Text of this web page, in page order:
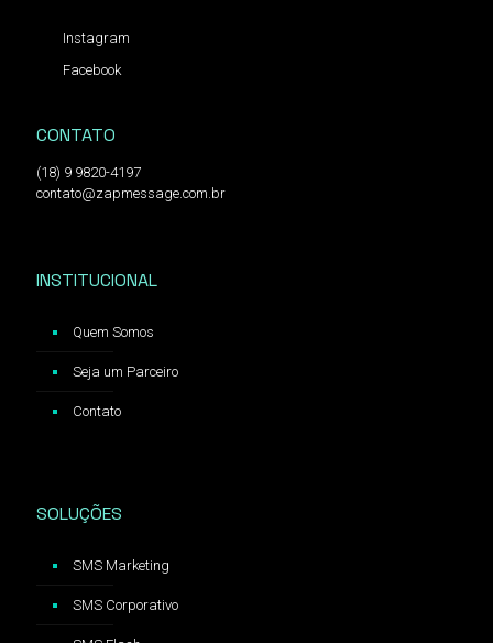
Instagram
Facebook
CONTATO
(18) 9 9820-4197
contato@zapmessage.com.br
INSTITUCIONAL
Quem Somos
Seja um Parceiro
Contato
SOLUÇÕES
SMS Marketing
SMS Corporativo